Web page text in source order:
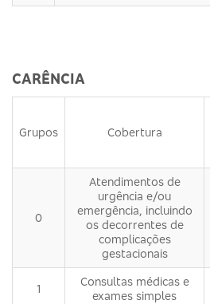
CARÊNCIA
Grupos Cobertura
0
Atendimentos de
urgência e/ou
emergência, incluindo
os decorrentes de
complicações
gestacionais
1
Consultas médicas e
exames simples